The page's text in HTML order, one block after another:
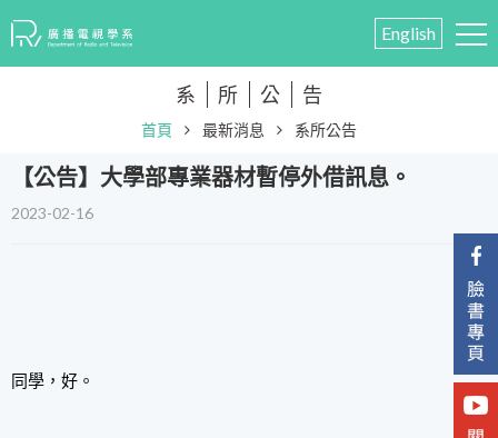
English
系 所 公 告
首頁 最新消息 系所公告
【公告】大學部專業器材暫停外借訊息。
2023-02-16
同學，好。